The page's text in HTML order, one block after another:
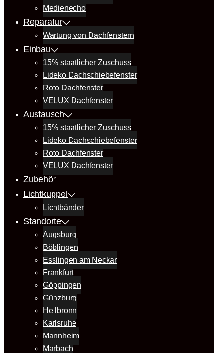
Medienecho
Reparatur
Wartung von Dachfenstern
Einbau
15% staatlicher Zuschuss
Lideko Dachschiebefenster
Roto Dachfenster
VELUX Dachfenster
Austausch
15% staatlicher Zuschuss
Lideko Dachschiebefenster
Roto Dachfenster
VELUX Dachfenster
Zubehör
Lichtkuppel
Lichtbänder
Standorte
Augsburg
Böblingen
Esslingen am Neckar
Frankfurt
Göppingen
Günzburg
Heilbronn
Karlsruhe
Mannheim
Marbach